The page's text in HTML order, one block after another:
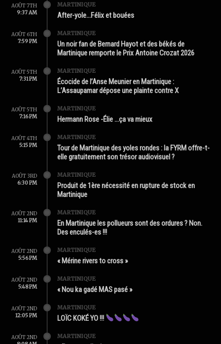
AOÛT 7TH
9:37 AM
MARTINIQUE
After-yole…Félix et bouées
AOÛT 6TH
7:59 PM
MARTINIQUE
Un noir fan de Bernard Hayot et des békés de
Martinique remporte le Prix Antoine Crozat 2026
AOÛT 5TH
7:31 PM
MARTINIQUE
Écocide de l’Anse Meunier en Martinique :
L’Assaupamar dépose une plainte contre X
AOÛT 5TH
7:16 PM
MARTINIQUE
Hermann Rose -Élie …ça va mieux
AOÛT 4TH
5:15 PM
MARTINIQUE
Tour de Martinique des yoles rondes : la FYRM offre-t-
elle gratuitement son trésor audiovisuel ?
AOÛT 3RD
6:30 PM
MARTINIQUE
Produit de 1ère nécessité en rupture de stock en
Martinique
AOÛT 2ND
11:14 PM
MARTINIQUE
En Martinique les pollueurs sont des ordures ? Non.
Des enculés-es !!!
AOÛT 2ND
5:56 PM
MARTINIQUE
« Mérine rivers to cross »
AOÛT 2ND
5:48 PM
MARTINIQUE
« Nou ka gadé MAS pasé »
AOÛT 2ND
12:05 PM
MARTINIQUE
LOÏC KOKÉ YO !!!
AOÛT 2ND
MARTINIQUE